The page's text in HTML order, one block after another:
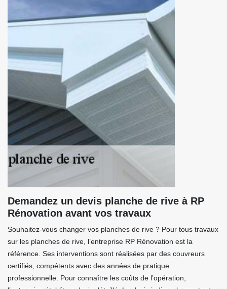
Demandez un devis planche de rive à RP
Rénovation avant vos travaux
Souhaitez-vous changer vos planches de rive ? Pour tous travaux
sur les planches de rive, l’entreprise RP Rénovation est la
référence. Ses interventions sont réalisées par des couvreurs
certifiés, compétents avec des années de pratique
professionnelle. Pour connaître les coûts de l’opération,